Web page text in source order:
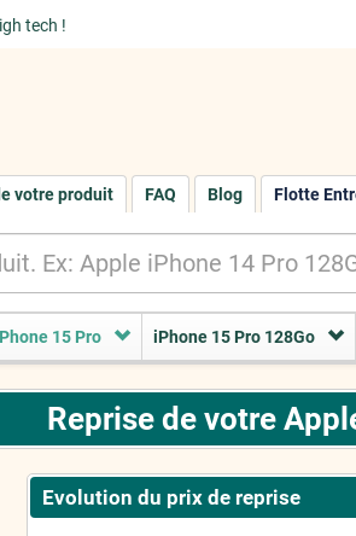
tech !
votre produit FAQ Blog Flotte
15 Pro iPhone 15 Pro 128Go
Reprise de votre
Evolution du prix de reprise